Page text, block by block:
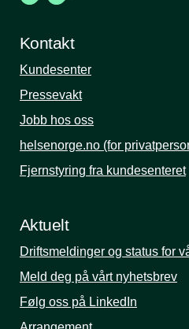
Kontakt
Kundesenter
Pressevakt
Jobb hos oss
helsenorge.no (for
Fjernstyring fra kundesenteret
Aktuelt
Driftsmeldinger og status for
Meld deg på vårt nyhetsbrev
Følg oss på LinkedIn